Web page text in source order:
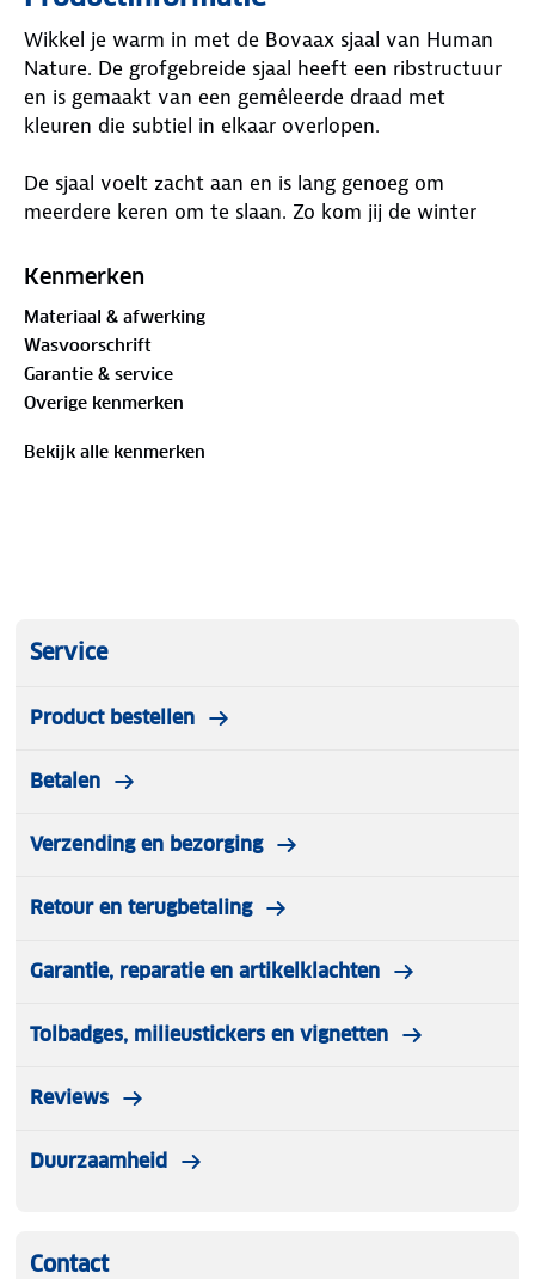
Wikkel je warm in met de Bovaax sjaal van Human
Nature. De grofgebreide sjaal heeft een ribstructuur
en is gemaakt van een gemêleerde draad met
kleuren die subtiel in elkaar overlopen.
De sjaal voelt zacht aan en is lang genoeg om
meerdere keren om te slaan. Zo kom jij de winter
gezien?
Materiaal:
Buitenstof: 70% acryl, 30% polyamide
Kenmerken
Materiaal & afwerking
Wasvoorschrift
Garantie & service
Overige kenmerken
Bekijk alle kenmerken
Service
Product bestellen
Betalen
Verzending en bezorging
Retour en terugbetaling
Garantie, reparatie en artikelklachten
Tolbadges, milieustickers en vignetten
Reviews
Duurzaamheid
Contact